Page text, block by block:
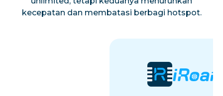
kecepatan dan membatasi berbagi hotspot.